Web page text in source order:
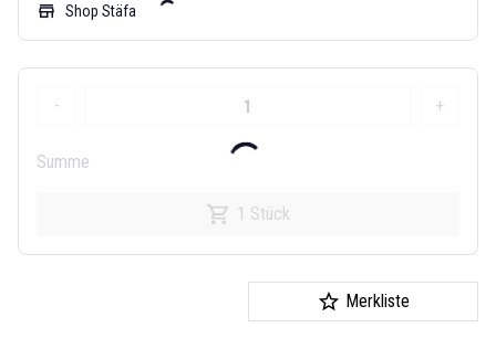
store Shop Stäfa
- +
Summe
1 Stück
Merkliste